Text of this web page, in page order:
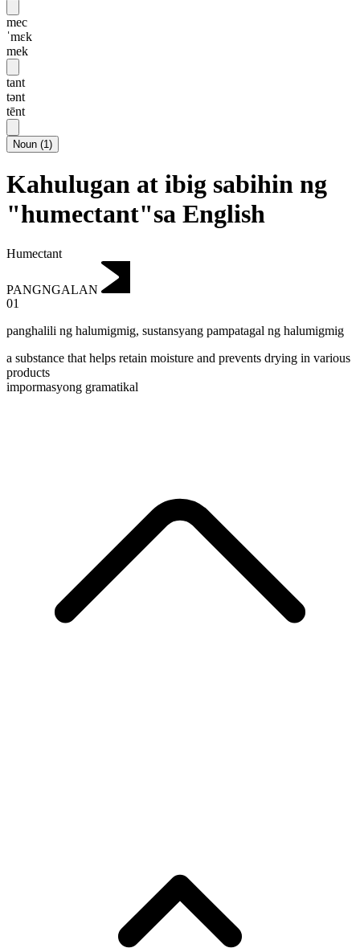
mec
ˈmɛk
mek
tant
tənt
tēnt
Noun (1)
Kahulugan at ibig sabihin ng
"humectant"sa English
Humectant
PANGNGALAN
01
panghalili ng halumigmig, sustansyang pampatagal ng halumigmig
a substance that helps retain moisture and prevents drying in various
products
impormasyong gramatikal